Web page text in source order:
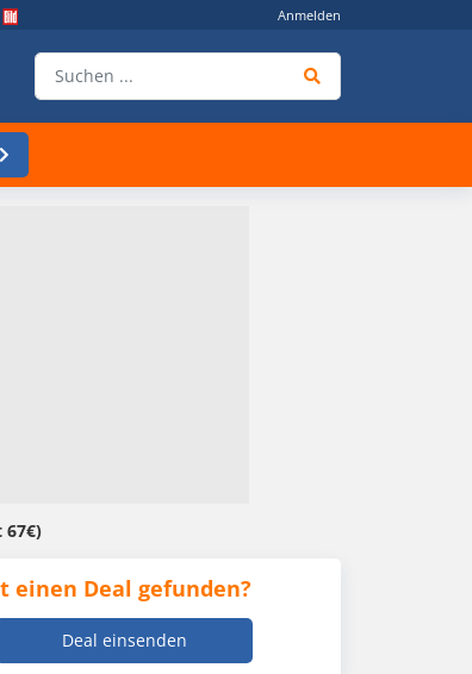
Anmelden
67€)
einen Deal gefunden?
Deal einsenden